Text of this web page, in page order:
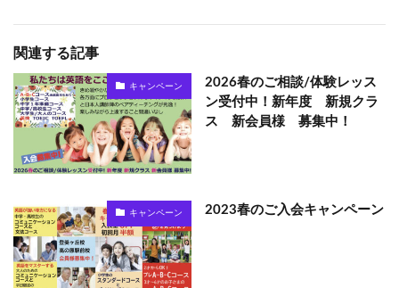
関連する記事
キャンペーン
2026春のご相談/体験レッス
ン受付中！新年度 新規クラ
ス 新会員様 募集中！
キャンペーン 2023春のご入会キャンペーン